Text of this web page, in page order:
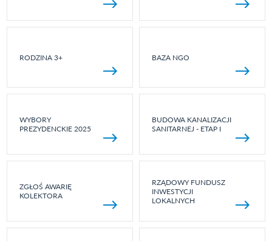
RODZINA 3+ BAZA NGO
WYBORY
PREZYDENCKIE 2025
BUDOWA KANALIZACJI
SANITARNEJ - ETAP I
ZGŁOŚ AWARIĘ
KOLEKTORA
RZĄDOWY FUNDUSZ
INWESTYCJI
LOKALNYCH